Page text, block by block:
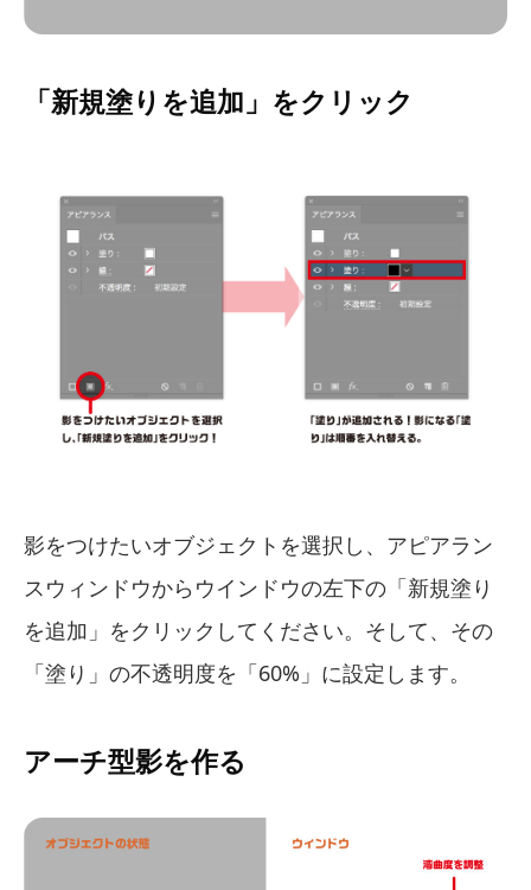
「新規塗りを追加」をクリック
影をつけたいオブジェクトを選択し、アピアラン
スウィンドウからウインドウの左下の「新規塗り
を追加」をクリックしてください。そして、その
「塗り」の不透明度を「60%」に設定します。
アーチ型影を作る